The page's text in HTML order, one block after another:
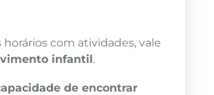
com atividades, vale
infantil.
de encontrar